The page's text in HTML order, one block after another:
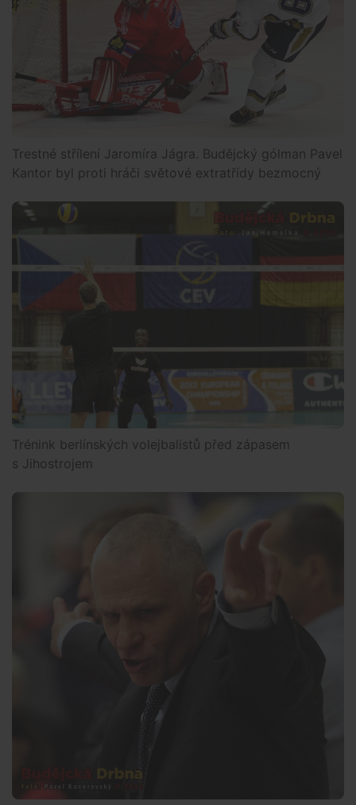
Trestné střílení Jaromíra Jágra. Budějcký gólman Pavel
Kantor byl proti hráči světové extratřídy bezmocný
Trénink berlínských volejbalistů před zápasem
s Jihostrojem